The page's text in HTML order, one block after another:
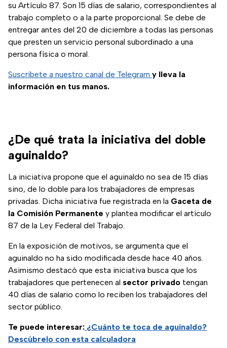
su Artículo 87. Son 15 días de salario, correspondientes al
trabajo completo o a la parte proporcional. Se debe de
entregar antes del 20 de diciembre a todas las personas
que presten un servicio personal subordinado a una
persona física o moral.
Suscríbete a nuestro canal de Telegram y lleva la
información en tus manos.
¿De qué trata la iniciativa del doble
aguinaldo?
La iniciativa propone que el aguinaldo no sea de 15 días
sino, de lo doble para los trabajadores de empresas
privadas. Dicha iniciativa fue registrada en la Gaceta de
la Comisión Permanente y plantea modificar el artículo
87 de la Ley Federal del Trabajo.
En la exposición de motivos, se argumenta que el
aguinaldo no ha sido modificada desde hace 40 años.
Asimismo destacó que esta iniciativa busca que los
trabajadores que pertenecen al sector privado tengan
40 días de salario como lo reciben los trabajadores del
sector público.
Te puede interesar: ¿Cuánto te toca de aguinaldo?
Descúbrelo con esta calculadora